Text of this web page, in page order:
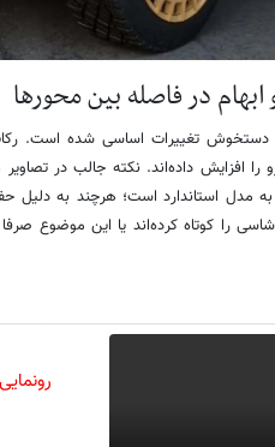
در فاصله بین محورها
دستخوش تغییرات اساسی شده است.
را افزایش داده‌اند. نکته جالب در
استاندارد است؛ هرچند به دلیل
را کوتاه کرده‌اند یا این موضوع